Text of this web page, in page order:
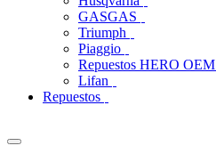
GASGAS
Triumph
Piaggio
Repuestos HERO OEM
Lifan
Repuestos